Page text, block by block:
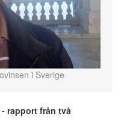
i Sverige
rapport från två